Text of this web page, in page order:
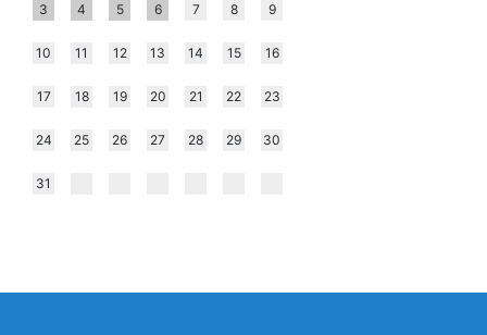
3 4 5 6 7 8 9
10 11 12 13 14 15 16
17 18 19 20 21 22 23
24 25 26 27 28 29 30
31